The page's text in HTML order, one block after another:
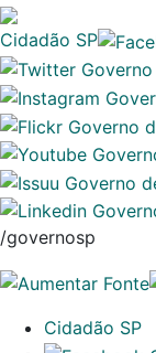
Cidadão SP
/governosp
Cidadão SP